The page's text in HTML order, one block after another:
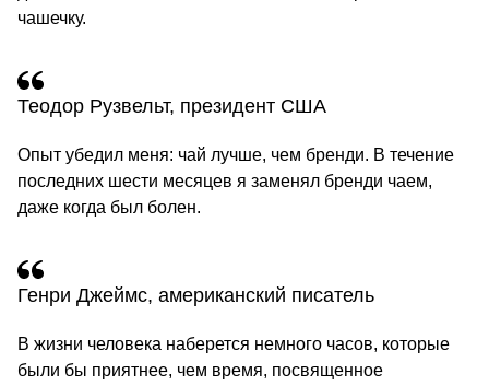
чашечку.
Теодор Рузвельт, президент США
Опыт убедил меня: чай лучше, чем бренди. В течение
последних шести месяцев я заменял бренди чаем,
даже когда был болен.
Генри Джеймс, американский писатель
В жизни человека наберется немного часов, которые
были бы приятнее, чем время, посвященное